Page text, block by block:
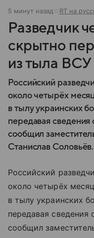
5 минут назад RT на
Разведчик
скрытно
из тыла ВСУ
Российский
около четырёх
в тылу украинских
передавая
сообщил
Станислав Соловьёв.
Российский
около четырёх
в тылу украинских
передавая сведения
сообщил